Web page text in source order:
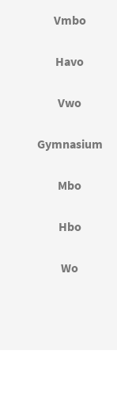
Vmbo
Havo
Vwo
Gymnasium
Mbo
Hbo
Wo